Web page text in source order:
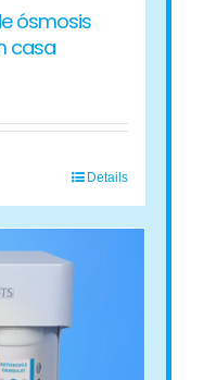
ósmosis
casa
Details